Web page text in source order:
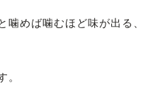
噛めば噛むほど味が出る、
。